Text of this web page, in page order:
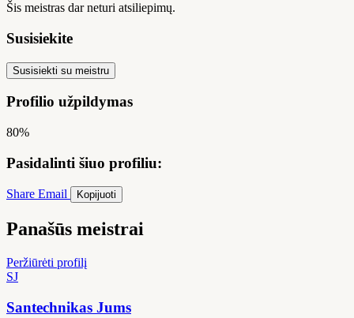
Šis meistras dar neturi atsiliepimų.
Susisiekite
Susisiekti su meistru
Profilio užpildymas
80%
Pasidalinti šiuo profiliu:
Share Email Kopijuoti
Panašūs meistrai
Peržiūrėti profilį
SJ
Santechnikas Jums